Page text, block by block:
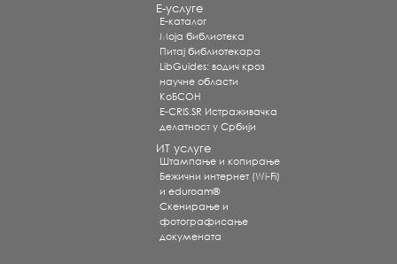
Е-услуге
Е-каталог
Моја библиотека
Питај библиотекара
LibGuides: водич кроз
научне области
КоБСОН
E-CRIS.SR Истраживачка
делатност у Србији
ИТ услуге
Штампање и копирање
Бежични интернет (Wi-Fi)
и eduroam®
Скенирање и
фотографисање
докумената